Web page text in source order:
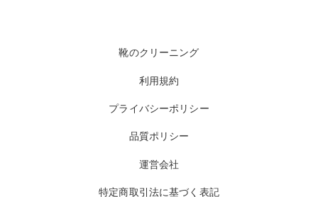
靴のクリーニング
利用規約
プライバシーポリシー
品質ポリシー
運営会社
特定商取引法に基づく表記